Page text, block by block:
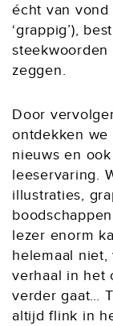
écht van vond
‘grappig’),
zeggen.
Door
ontdekken
nieuws en
leeservaring.
illustraties,
lezer enorm
helemaal
verhaal in het
verder gaat…
altijd flink in